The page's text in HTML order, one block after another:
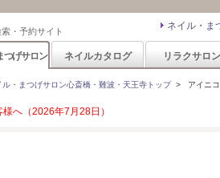
・予約サイト ネイル・ま
つげサロン ネイルカタログ リラクサロン
ル・まつげサロン心斎橋・難波・天王寺トップ> アイニ
へ（2026年7月28日）